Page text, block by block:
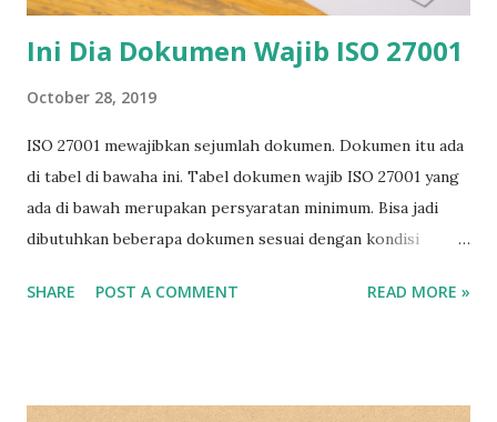
Ini Dia Dokumen Wajib ISO 27001
October 28, 2019
ISO 27001 mewajibkan sejumlah dokumen. Dokumen itu ada
di tabel di bawaha ini. Tabel dokumen wajib ISO 27001 yang
ada di bawah merupakan persyaratan minimum. Bisa jadi
dibutuhkan beberapa dokumen sesuai dengan kondisi
SHARE POST A COMMENT READ MORE »